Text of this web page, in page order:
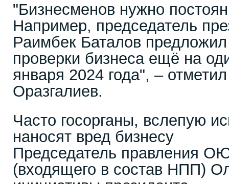
"Бизнесменов нужно
Например, председатель
Раимбек Баталов предложил
проверки бизнеса ещё на
января 2024 года", –
Оразгалиев.
Часто госорганы, вслепую
наносят вред бизнесу
Председатель правления
(входящего в состав НПП)